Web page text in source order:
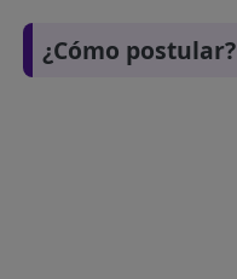
¿Cómo postular?